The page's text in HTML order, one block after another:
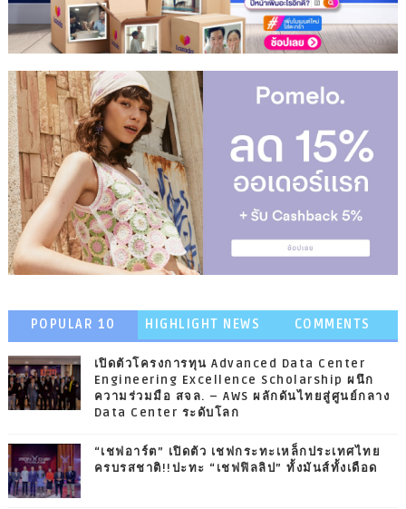
POPULAR 10 HIGHLIGHT NEWS COMMENTS
เปิดตัวโครงการทุน Advanced Data Center
Engineering Excellence Scholarship ผนึก
ความร่วมมือ สจล. – AWS ผลักดันไทยสู่ศูนย์กลาง
Data Center ระดับโลก
“เชฟอาร์ต” เปิดตัว เชฟกระทะเหล็กประเทศไทย
ครบรสชาติ!!ปะทะ “เชฟฟิลลิป” ทั้งมันส์ทั้งเดือด